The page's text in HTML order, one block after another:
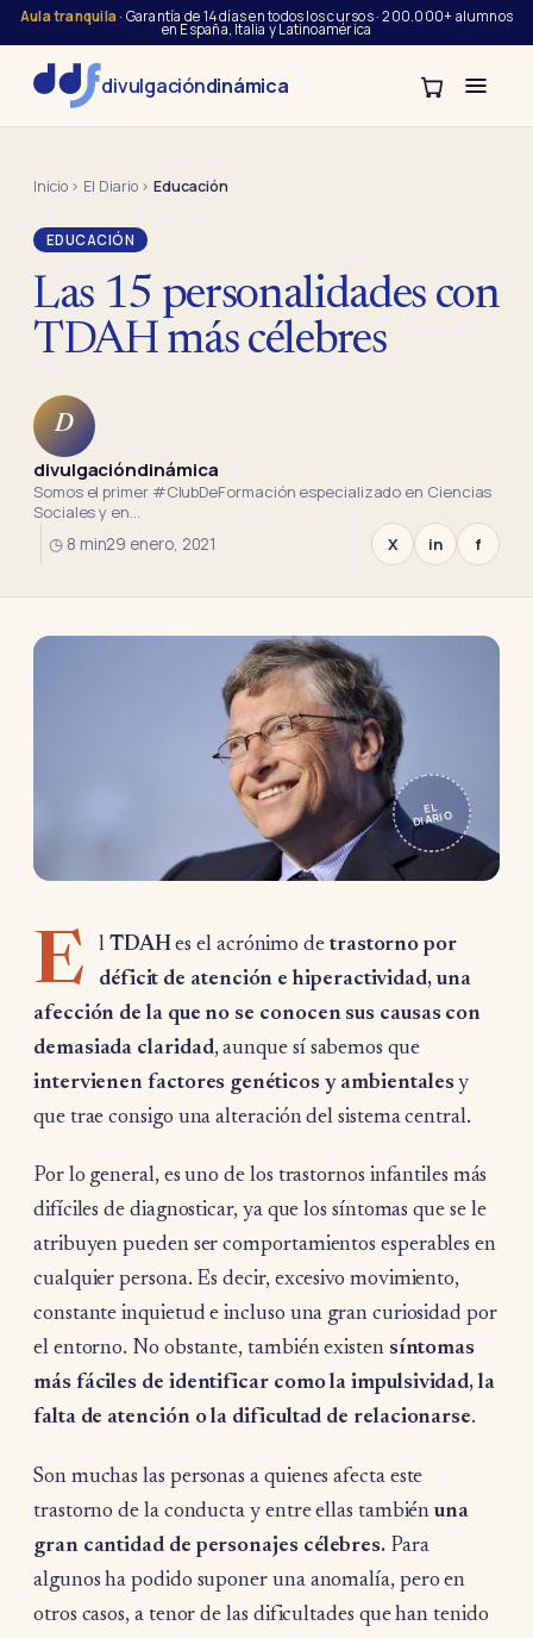
Aula tranquila· Garantía de 14 días en todos los cursos · 200.000+ alumnos
en España, Italia y Latinoamérica
divulgacióndinámica
Inicio› El Diario›Educación
EDUCACIÓN
Las 15 personalidades con
TDAH más célebres
D
divulgacióndinámica
Somos el primer #ClubDeFormación especializado en Ciencias
Sociales y en…
◷ 8 min29 enero, 2021 X in f
EL
DIARIO
E l TDAHes el acrónimo de trastorno por
déficit de atención e hiperactividad, una
afección de la que no se conocen sus causas con
demasiada claridad, aunque sí sabemos que
intervienen factores genéticos y ambientalesy
que trae consigo una alteración del sistema central.
Por lo general, es uno de los trastornos infantiles más
difíciles de diagnosticar, ya que los síntomas que se le
atribuyen pueden ser comportamientos esperables en
cualquier persona. Es decir, excesivo movimiento,
constante inquietud e incluso una gran curiosidad por
el entorno. No obstante, también existen síntomas
más fáciles de identificar como la impulsividad, la
falta de atención o la dificultad de relacionarse.
Son muchas las personas a quienes afecta este
trastorno de la conducta y entre ellas tambiénuna
gran cantidad de personajes célebres. Para
algunos ha podido suponer una anomalía, pero en
otros casos, a tenor de las dificultades que han tenido